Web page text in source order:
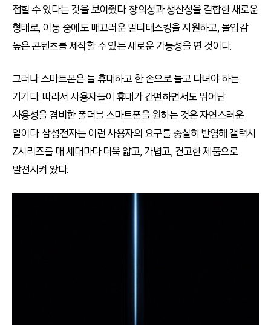
접힐 수 있다는 것을 보여줬다. 창의성과 생산성을 결합한 새로운
형태로, 이동 중에도 매끄러운 멀티태스킹을 지원하고, 몰입감
높은 콘텐츠를 제작할 수 있는 새로운 가능성을 연 것이다.
그러나 스마트폰은 늘 휴대하고 한 손으로 들고 다녀야 하는
기기다. 따라서 사용자들이 휴대가 간편하면서도 뛰어난
사용성을 겸비한 폴더블 스마트폰을 원하는 것은 자연스러운
일이다. 삼성전자는 이런 사용자의 요구를 충실히 반영해 갤럭시
Z시리즈를 매 세대마다 더욱 얇고, 가볍고, 견고한 제품으로
발전시켜 왔다.